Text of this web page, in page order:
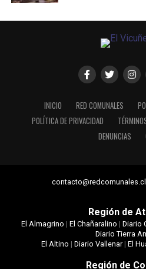
INICIO RED COMUNALES
POLÍTICA DE PRIVACIDAD
DENUNCIAS
Región de
El Almagrino | El Chañaralino | Diario
Diario Tierra
El Altino | Diario Vallenar| El
Región de